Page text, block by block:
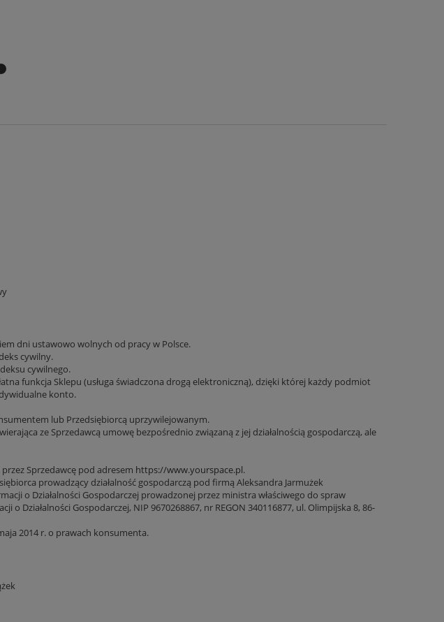
dni ustawowo wolnych od pracy w Polsce.
cywilny.
cywilnego.
funkcja Sklepu (usługa świadczona drogą elektroniczną), dzięki której każdy podmiot
konto.
lub Przedsiębiorcą uprzywilejowanym.
ze Sprzedawcą umowę bezpośrednio związaną z jej działalnością gospodarczą, ale
Sprzedawcę pod adresem https://www.yourspace.pl.
prowadzący działalność gospodarczą pod firmą Aleksandra Jarmużek
o Działalności Gospodarczej prowadzonej przez ministra właściwego do spraw
Działalności Gospodarczej, NIP 9670268867, nr REGON 340116877, ul. Olimpijska 8, 86-
2014 r. o prawach konsumenta.